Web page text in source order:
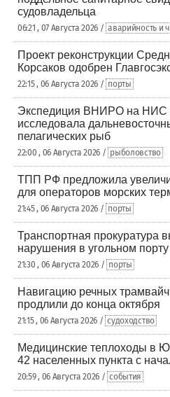
судовладельца
06:21 , 07 Августа 2026 / аварийность и
Проект реконструкции
Корсаков одобрен
22:15 , 06 Августа 2026 / порты
Экспедиция ВНИРО на НИС
исследовала
пелагических рыб
22:00 , 06 Августа 2026 / рыболовство
ТПП РФ предложила
для операторов морских
21:45 , 06 Августа 2026 / порты
Транспортная прокуратура
нарушения в угольном
21:30 , 06 Августа 2026 / порты
Навигацию речных
продлили до конца октября
21:15 , 06 Августа 2026 / судоходство
Медицинские теплоходы в
42 населенных пункта с
20:59 , 06 Августа 2026 / события